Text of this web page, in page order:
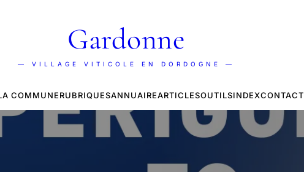
Gardonne
— VILLAGE VITICOLE EN DORDOGNE —
COMMUNERUBRIQUESANNUAIREARTICLESOUTILSINDEXCONTACT